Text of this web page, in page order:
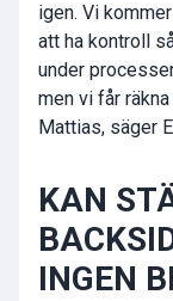
igen. Vi
att ha kontroll
under
men vi får
Mattias, säger
KAN
INGEN